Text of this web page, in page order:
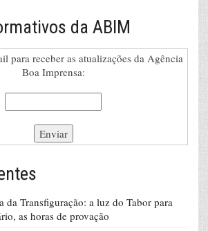
da ABIM
para receber as atualizações da Agência
Boa Imprensa:
da Transfiguração: a luz do Tabor para
as horas de provação